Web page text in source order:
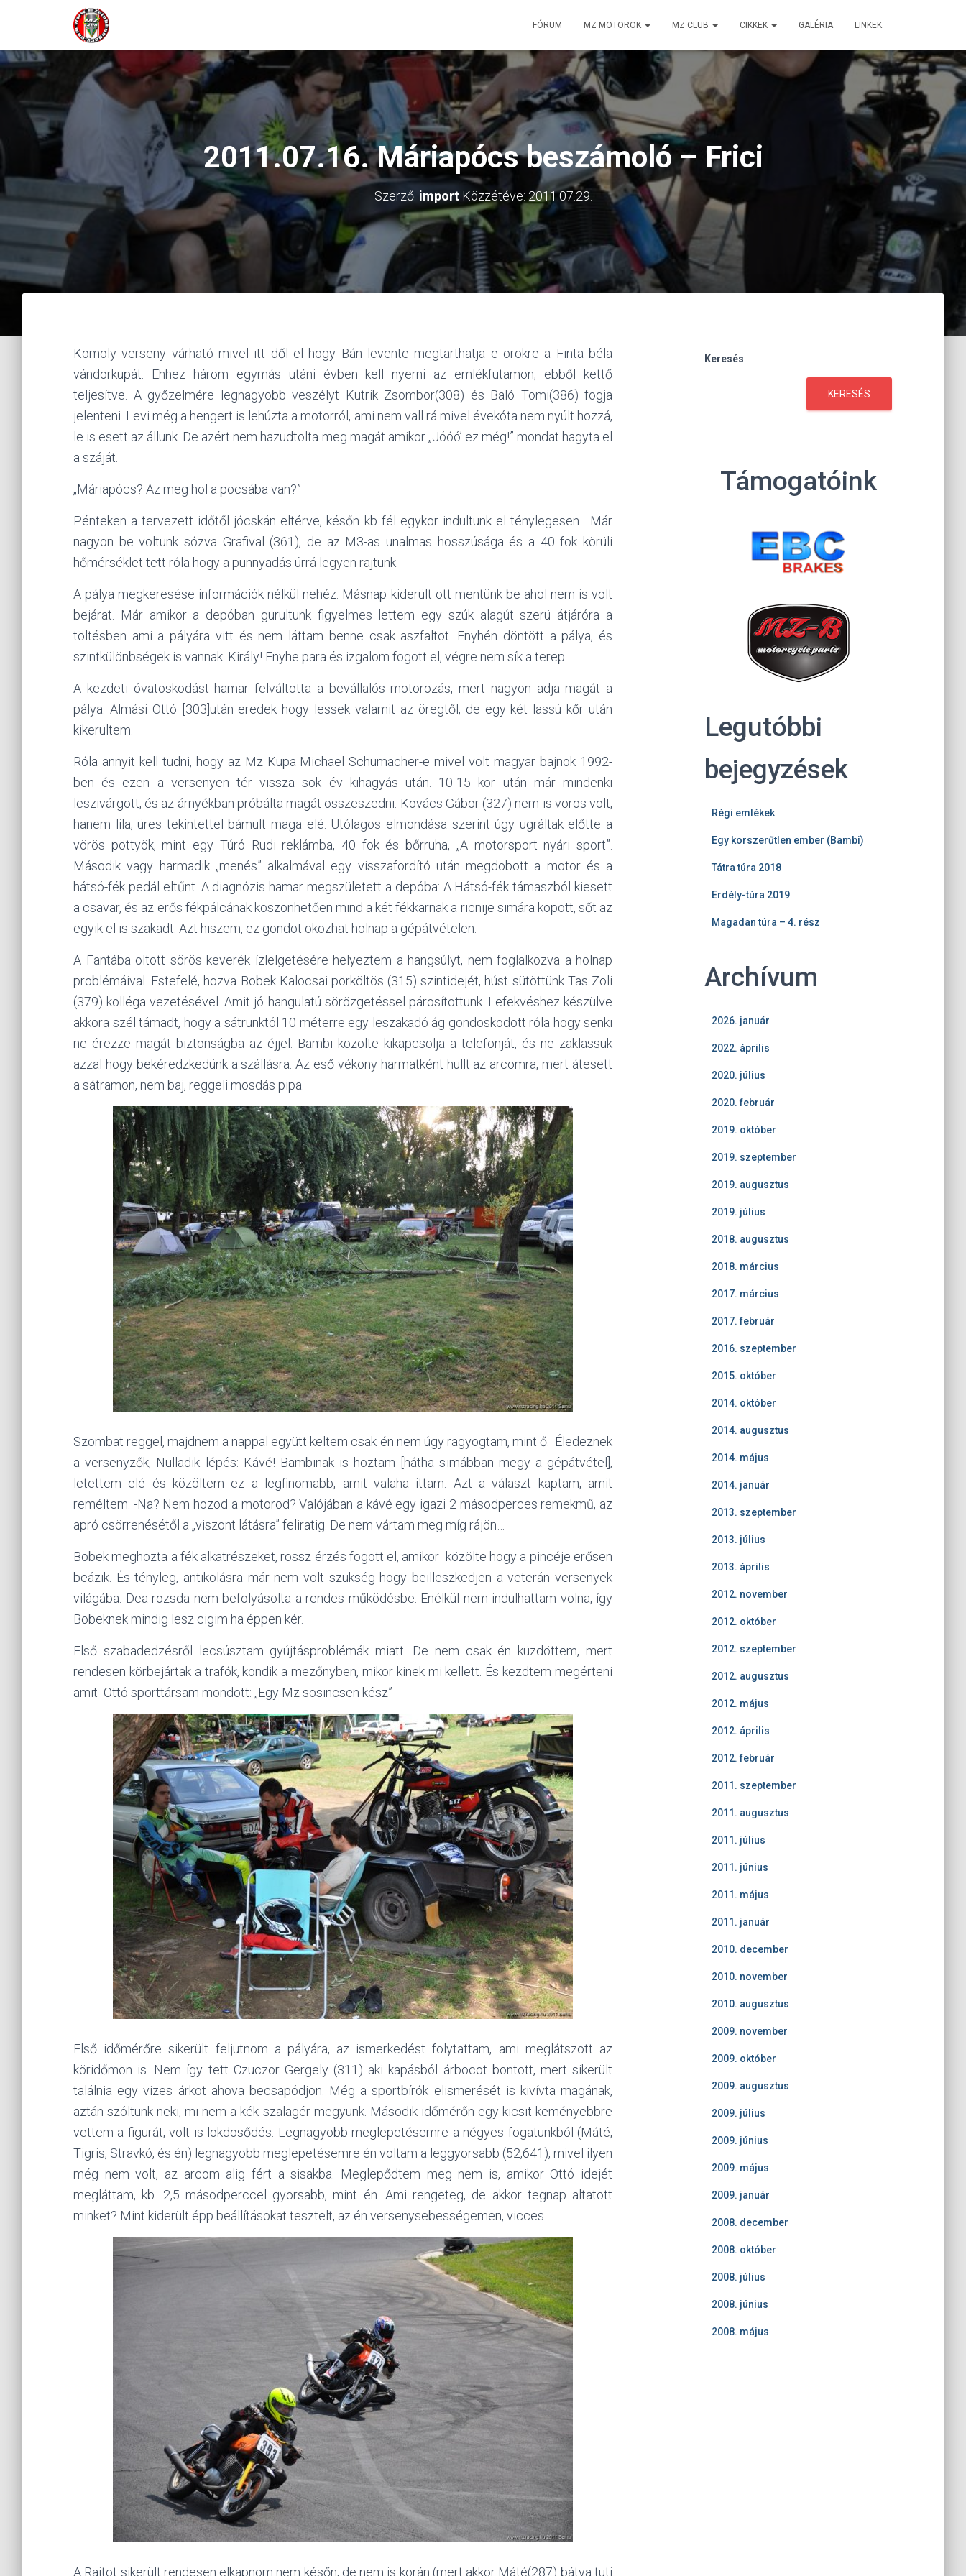
FÓRUM MZ MOTOROK MZ CLUB CIKKEK GALÉRIA LINKEK
2011.07.16. Máriapócs beszámoló – Frici
Szerző: import Közzétéve: 2011.07.29.
Komoly verseny várható mivel itt dől el hogy Bán levente megtarthatja e örökre a Finta béla
vándorkupát. Ehhez három egymás utáni évben kell nyerni az emlékfutamon, ebből kettő
teljesítve. A győzelmére legnagyobb veszélyt Kutrik Zsombor(308) és Baló Tomi(386) fogja
jelenteni. Levi még a hengert is lehúzta a motorról, ami nem vall rá mivel évekóta nem nyúlt hozzá,
le is esett az állunk. De azért nem hazudtolta meg magát amikor „Jóóó’ ez még!” mondat hagyta el
a száját.
„Máriapócs? Az meg hol a pocsába van?”
Pénteken a tervezett időtől jócskán eltérve, későn kb fél egykor indultunk el ténylegesen. Már
nagyon be voltunk sózva Grafival (361), de az M3-as unalmas hosszúsága és a 40 fok körüli
hőmérséklet tett róla hogy a punnyadás úrrá legyen rajtunk.
A pálya megkeresése információk nélkül nehéz. Másnap kiderült ott mentünk be ahol nem is volt
bejárat. Már amikor a depóban gurultunk figyelmes lettem egy szúk alagút szerü átjáróra a
töltésben ami a pályára vitt és nem láttam benne csak aszfaltot. Enyhén döntött a pálya, és
szintkülönbségek is vannak. Király! Enyhe para és izgalom fogott el, végre nem sík a terep.
A kezdeti óvatoskodást hamar felváltotta a bevállalós motorozás, mert nagyon adja magát a
pálya. Almási Ottó [303]után eredek hogy lessek valamit az öregtől, de egy két lassú kőr után
kikerültem.
Róla annyit kell tudni, hogy az Mz Kupa Michael Schumacher-e mivel volt magyar bajnok 1992-
ben és ezen a versenyen tér vissza sok év kihagyás után. 10-15 kör után már mindenki
leszivárgott, és az árnyékban próbálta magát összeszedni. Kovács Gábor (327) nem is vörös volt,
hanem lila, üres tekintettel bámult maga elé. Utólagos elmondása szerint úgy ugráltak előtte a
vörös pöttyök, mint egy Túró Rudi reklámba, 40 fok és bőrruha, „A motorsport nyári sport”.
Második vagy harmadik „menés” alkalmával egy visszafordító után megdobott a motor és a
hátsó-fék pedál eltűnt. A diagnózis hamar megszületett a depóba: A Hátsó-fék támaszból kiesett
a csavar, és az erős fékpálcának köszönhetően mind a két fékkarnak a ricnije simára kopott, sőt az
egyik el is szakadt. Azt hiszem, ez gondot okozhat holnap a gépátvételen.
A Fantába oltott sörös keverék ízlelgetésére helyeztem a hangsúlyt, nem foglalkozva a holnap
problémáival. Estefelé, hozva Bobek Kalocsai pörköltös (315) szintidejét, húst sütöttünk Tas Zoli
(379) kolléga vezetésével. Amit jó hangulatú sörözgetéssel párosítottunk. Lefekvéshez készülve
akkora szél támadt, hogy a sátrunktól 10 méterre egy leszakadó ág gondoskodott róla hogy senki
ne érezze magát biztonságba az éjjel. Bambi közölte kikapcsolja a telefonját, és ne zaklassuk
azzal hogy bekéredzkedünk a szállásra. Az eső vékony harmatként hullt az arcomra, mert átesett
a sátramon, nem baj, reggeli mosdás pipa.
Szombat reggel, majdnem a nappal együtt keltem csak én nem úgy ragyogtam, mint ő. Éledeznek
a versenyzők, Nulladik lépés: Kávé! Bambinak is hoztam [hátha simábban megy a gépátvétel],
letettem elé és közöltem ez a legfinomabb, amit valaha ittam. Azt a választ kaptam, amit
reméltem: -Na? Nem hozod a motorod? Valójában a kávé egy igazi 2 másodperces remekmű, az
apró csörrenésétől a „viszont látásra” feliratig. De nem vártam meg míg rájön…
Bobek meghozta a fék alkatrészeket, rossz érzés fogott el, amikor közölte hogy a pincéje erősen
beázik. És tényleg, antikolásra már nem volt szükség hogy beilleszkedjen a veterán versenyek
világába. Dea rozsda nem befolyásolta a rendes működésbe. Enélkül nem indulhattam volna, így
Bobeknek mindig lesz cigim ha éppen kér.
Első szabadedzésről lecsúsztam gyújtásproblémák miatt. De nem csak én küzdöttem, mert
rendesen körbejártak a trafók, kondik a mezőnyben, mikor kinek mi kellett. És kezdtem megérteni
amit Ottó sporttársam mondott: „Egy Mz sosincsen kész”
Első időmérőre sikerült feljutnom a pályára, az ismerkedést folytattam, ami meglátszott az
köridőmön is. Nem így tett Czuczor Gergely (311) aki kapásból árbocot bontott, mert sikerült
találnia egy vizes árkot ahova becsapódjon. Még a sportbírók elismerését is kivívta magának,
aztán szóltunk neki, mi nem a kék szalagér megyünk. Második időmérőn egy kicsit keményebbre
vettem a figurát, volt is lökdösődés. Legnagyobb meglepetésemre a négyes fogatunkból (Máté,
Tigris, Stravkó, és én) legnagyobb meglepetésemre én voltam a leggyorsabb (52,641), mivel ilyen
még nem volt, az arcom alig fért a sisakba. Meglepődtem meg nem is, amikor Ottó idejét
megláttam, kb. 2,5 másodperccel gyorsabb, mint én. Ami rengeteg, de akkor tegnap altatott
minket? Mint kiderült épp beállításokat tesztelt, az én versenysebességemen, vicces.
A Rajtot sikerült rendesen elkapnom nem későn, de nem is korán (mert akkor Máté(287) bátya tuti
Keresés
KERESÉS
Támogatóink
Legutóbbi
bejegyzések
Régi emlékek
Egy korszerűtlen ember (Bambi)
Tátra túra 2018
Erdély-túra 2019
Magadan túra – 4. rész
Archívum
2026. január
2022. április
2020. július
2020. február
2019. október
2019. szeptember
2019. augusztus
2019. július
2018. augusztus
2018. március
2017. március
2017. február
2016. szeptember
2015. október
2014. október
2014. augusztus
2014. május
2014. január
2013. szeptember
2013. július
2013. április
2012. november
2012. október
2012. szeptember
2012. augusztus
2012. május
2012. április
2012. február
2011. szeptember
2011. augusztus
2011. július
2011. június
2011. május
2011. január
2010. december
2010. november
2010. augusztus
2009. november
2009. október
2009. augusztus
2009. július
2009. június
2009. május
2009. január
2008. december
2008. október
2008. július
2008. június
2008. május